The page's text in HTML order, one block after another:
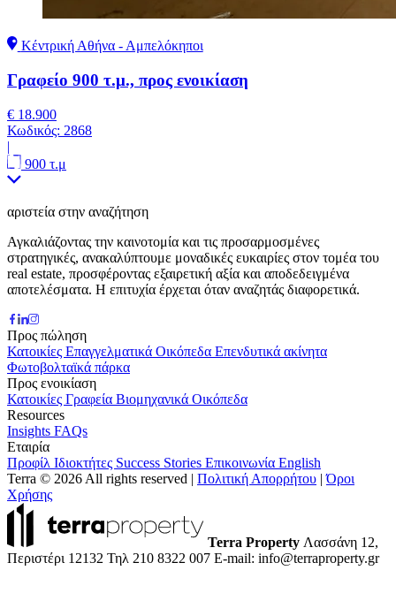
Κέντρική Αθήνα - Αμπελόκηποι
Γραφείο 900 τ.μ., προς ενοικίαση
€ 18.900
Κωδικός: 2868
|
900 τ.μ
αριστεία στην αναζήτηση
Αγκαλιάζοντας την καινοτομία και τις προσαρμοσμένες
στρατηγικές, ανακαλύπτουμε μοναδικές ευκαιρίες στον τομέα του
real estate, προσφέροντας εξαιρετική αξία και αποδεδειγμένα
αποτελέσματα. Η επιτυχία έρχεται όταν αναζητάς διαφορετικά.
Προς πώληση
Κατοικίες Επαγγελματικά Οικόπεδα Επενδυτικά ακίνητα
Φωτοβολταϊκά πάρκα
Προς ενοικίαση
Κατοικίες Γραφεία Βιομηχανικά Οικόπεδα
Resources
Insights FAQs
Εταιρία
Προφίλ Ιδιοκτήτες Success Stories Επικοινωνία English
Terra © 2026 All rights reserved | Πολιτική Απορρήτου |Όροι
Χρήσης
Terra Property Λασσάνη 12,
Περιστέρι 12132 Τηλ 210 8322 007 E-mail: info@terraproperty.gr